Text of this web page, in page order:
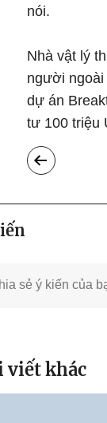
nói.
Nhà vật lý
người
dự án
tư 100 triệu
viết khác